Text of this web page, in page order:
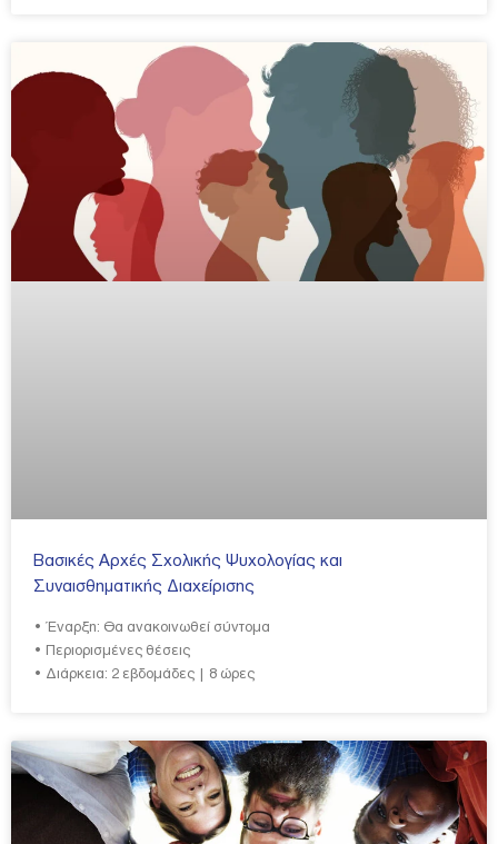
Βασικές Αρχές Σχολικής Ψυχολογίας και
Συναισθηματικής Διαχείρισης
• Έναρξη: Θα ανακοινωθεί σύντομα
• Περιορισμένες θέσεις
• Διάρκεια: 2 εβδομάδες | 8 ώρες